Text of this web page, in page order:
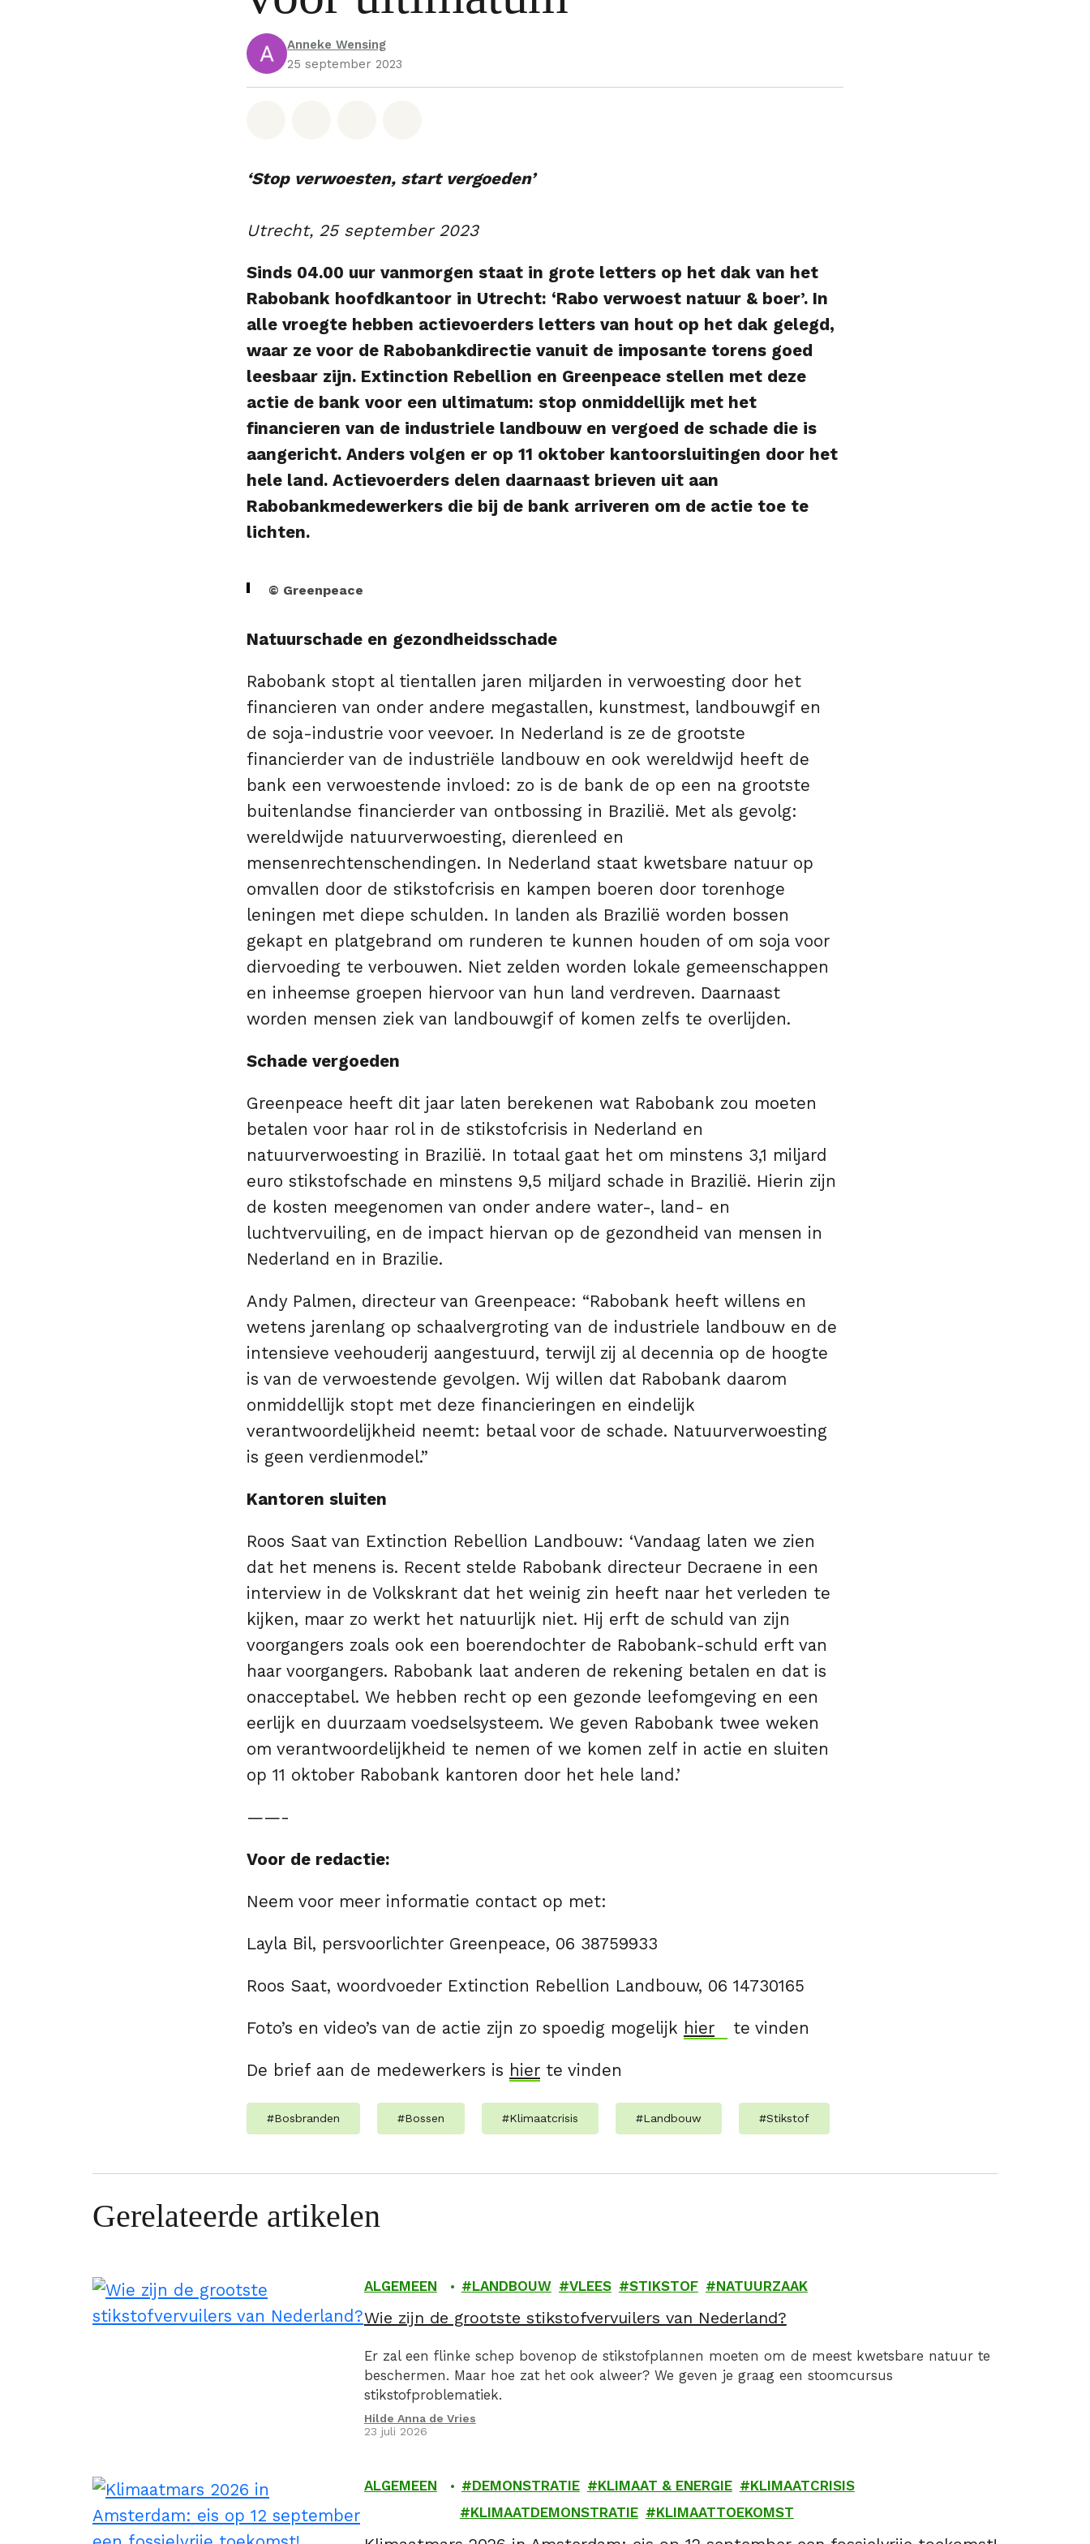
Anneke Wensing
25 september 2023
‘Stop verwoesten, start vergoeden’
Utrecht, 25 september 2023
Sinds 04.00 uur vanmorgen staat in grote letters op het dak van het
Rabobank hoofdkantoor in Utrecht: ‘Rabo verwoest natuur & boer’. In
alle vroegte hebben actievoerders letters van hout op het dak gelegd,
waar ze voor de Rabobankdirectie vanuit de imposante torens goed
leesbaar zijn. Extinction Rebellion en Greenpeace stellen met deze
actie de bank voor een ultimatum: stop onmiddellijk met het
financieren van de industriele landbouw en vergoed de schade die is
aangericht. Anders volgen er op 11 oktober kantoorsluitingen door het
hele land. Actievoerders delen daarnaast brieven uit aan
Rabobankmedewerkers die bij de bank arriveren om de actie toe te
lichten.
© Greenpeace
Natuurschade en gezondheidsschade
Rabobank stopt al tientallen jaren miljarden in verwoesting door het
financieren van onder andere megastallen, kunstmest, landbouwgif en
de soja-industrie voor veevoer. In Nederland is ze de grootste
financierder van de industriële landbouw en ook wereldwijd heeft de
bank een verwoestende invloed: zo is de bank de op een na grootste
buitenlandse financierder van ontbossing in Brazilië. Met als gevolg:
wereldwijde natuurverwoesting, dierenleed en
mensenrechtenschendingen. In Nederland staat kwetsbare natuur op
omvallen door de stikstofcrisis en kampen boeren door torenhoge
leningen met diepe schulden. In landen als Brazilië worden bossen
gekapt en platgebrand om runderen te kunnen houden of om soja voor
diervoeding te verbouwen. Niet zelden worden lokale gemeenschappen
en inheemse groepen hiervoor van hun land verdreven. Daarnaast
worden mensen ziek van landbouwgif of komen zelfs te overlijden.
Schade vergoeden
Greenpeace heeft dit jaar laten berekenen wat Rabobank zou moeten
betalen voor haar rol in de stikstofcrisis in Nederland en
natuurverwoesting in Brazilië. In totaal gaat het om minstens 3,1 miljard
euro stikstofschade en minstens 9,5 miljard schade in Brazilië. Hierin zijn
de kosten meegenomen van onder andere water-, land- en
luchtvervuiling, en de impact hiervan op de gezondheid van mensen in
Nederland en in Brazilie.
Andy Palmen, directeur van Greenpeace: “Rabobank heeft willens en
wetens jarenlang op schaalvergroting van de industriele landbouw en de
intensieve veehouderij aangestuurd, terwijl zij al decennia op de hoogte
is van de verwoestende gevolgen. Wij willen dat Rabobank daarom
onmiddellijk stopt met deze financieringen en eindelijk
verantwoordelijkheid neemt: betaal voor de schade. Natuurverwoesting
is geen verdienmodel.”
Kantoren sluiten
Roos Saat van Extinction Rebellion Landbouw: ‘Vandaag laten we zien
dat het menens is. Recent stelde Rabobank directeur Decraene in een
interview in de Volkskrant dat het weinig zin heeft naar het verleden te
kijken, maar zo werkt het natuurlijk niet. Hij erft de schuld van zijn
voorgangers zoals ook een boerendochter de Rabobank-schuld erft van
haar voorgangers. Rabobank laat anderen de rekening betalen en dat is
onacceptabel. We hebben recht op een gezonde leefomgeving en een
eerlijk en duurzaam voedselsysteem. We geven Rabobank twee weken
om verantwoordelijkheid te nemen of we komen zelf in actie en sluiten
op 11 oktober Rabobank kantoren door het hele land.’
——-
Voor de redactie:
Neem voor meer informatie contact op met:
Layla Bil, persvoorlichter Greenpeace, 06 38759933
Roos Saat, woordvoeder Extinction Rebellion Landbouw, 06 14730165
Foto’s en video’s van de actie zijn zo spoedig mogelijk hier te vinden
De brief aan de medewerkers is hier te vinden
#Bosbranden #Bossen #Klimaatcrisis #Landbouw #Stikstof
Gerelateerde artikelen
ALGEMEEN LANDBOUW VLEES STIKSTOF NATUURZAAK
Wie zijn de grootste stikstofvervuilers van Nederland?
Er zal een flinke schep bovenop de stikstofplannen moeten om de meest kwetsbare natuur te
beschermen. Maar hoe zat het ook alweer? We geven je graag een stoomcursus
stikstofproblematiek.
Hilde Anna de Vries
23 juli 2026
ALGEMEEN DEMONSTRATIE KLIMAAT & ENERGIE
KLIMAATCRISIS
KLIMAATDEMONSTRATIE
KLIMAATTOEKOMST